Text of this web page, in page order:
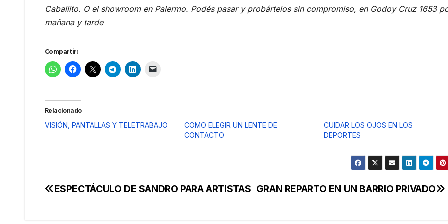
Caballito. O el showroom en Palermo. Podés pasar y probártelos sin compromiso, en Godoy Cruz 1653
mañana y tarde
Compartir:
Relacionado
VISIÓN, PANTALLAS Y TELETRABAJO
COMO ELEGIR UN LENTE DE
CONTACTO
CUIDAR LOS OJOS EN LOS
DEPORTES
Navegación
GRAN REPARTO EN UN BARRIO PRIVADO
ESPECTÁCULO DE SANDRO PARA ARTISTAS